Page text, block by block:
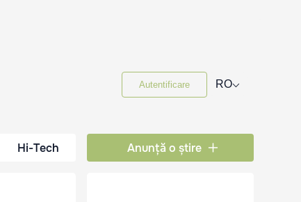
Autentificare RO⌵
Hi-Tech Anunță o știre